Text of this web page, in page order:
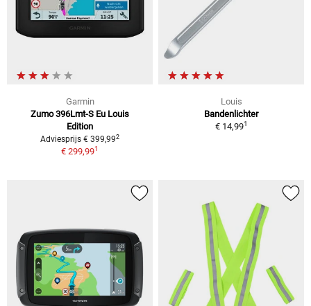
Garmin
Zumo 396Lmt-S Eu Louis
Edition
Adviesprijs € 399,992
€ 299,991
Louis
Bandenlichter
€ 14,991